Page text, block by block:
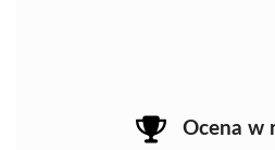
Ocena w